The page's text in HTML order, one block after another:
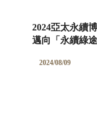
2024亞太永續
邁向「永續綠途
2024/08/09